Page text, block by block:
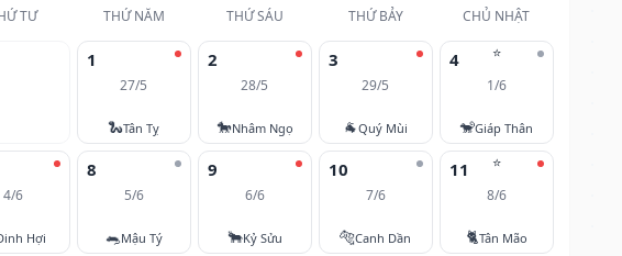
TƯ THỨ NĂM THỨ SÁU THỨ BẢY CHỦ NHẬT
1
27/5
🐍Tân Tỵ
2
28/5
🐎Nhâm Ngọ
3
29/5
🐐Quý Mùi
⭐
4
1/6
🐒Giáp Thân
4/6
Hợi
8
5/6
🐀Mậu Tý
9
6/6
🐂Kỷ Sửu
10
7/6
🐅Canh Dần
⭐
11
8/6
🐈Tân Mão